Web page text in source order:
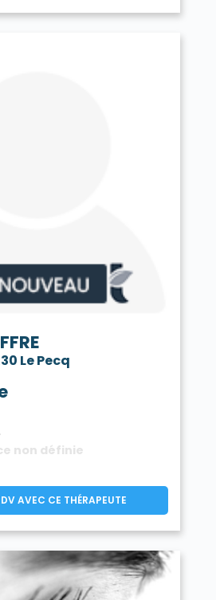
78250
Villette 78930
78770
78640
78960
Le Pecq
non définie
AVEC CE THÉRAPEUTE